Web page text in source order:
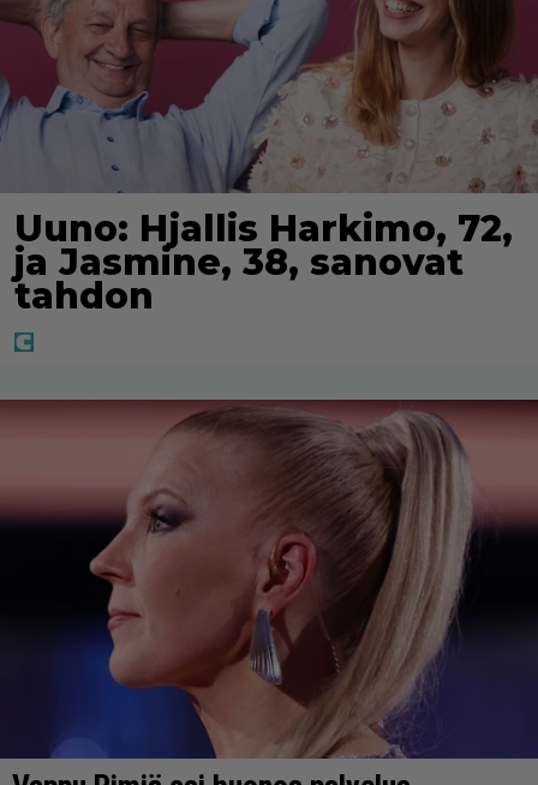
Uuno: Hjallis Harkimo, 72,
ja Jasmine, 38, sanovat
tahdon